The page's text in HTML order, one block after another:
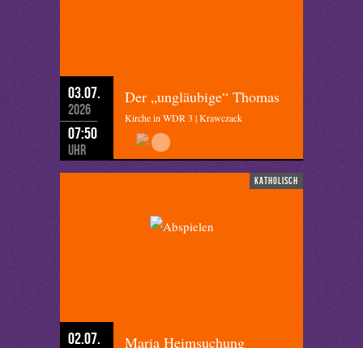
03.07.
2026
07:50
Uhr
Der „ungläubige“ Thomas
Kirche in WDR 3 | Krawczack
katholisch
02.07. Maria Heimsuchung